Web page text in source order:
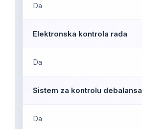
Da
Elektronska kontrola rada
Da
Sistem za kontrolu debalansa
Da